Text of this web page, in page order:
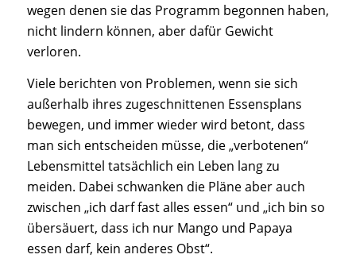
wegen denen sie das Programm begonnen haben,
nicht lindern können, aber dafür Gewicht
verloren.
Viele berichten von Problemen, wenn sie sich
außerhalb ihres zugeschnittenen Essensplans
bewegen, und immer wieder wird betont, dass
man sich entscheiden müsse, die „verbotenen“
Lebensmittel tatsächlich ein Leben lang zu
meiden. Dabei schwanken die Pläne aber auch
zwischen „ich darf fast alles essen“ und „ich bin so
übersäuert, dass ich nur Mango und Papaya
essen darf, kein anderes Obst“.